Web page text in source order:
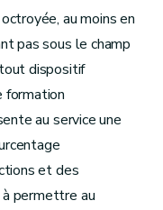
au moins en
pas sous le champ
dispositif
formation
au service une
et des
permettre au